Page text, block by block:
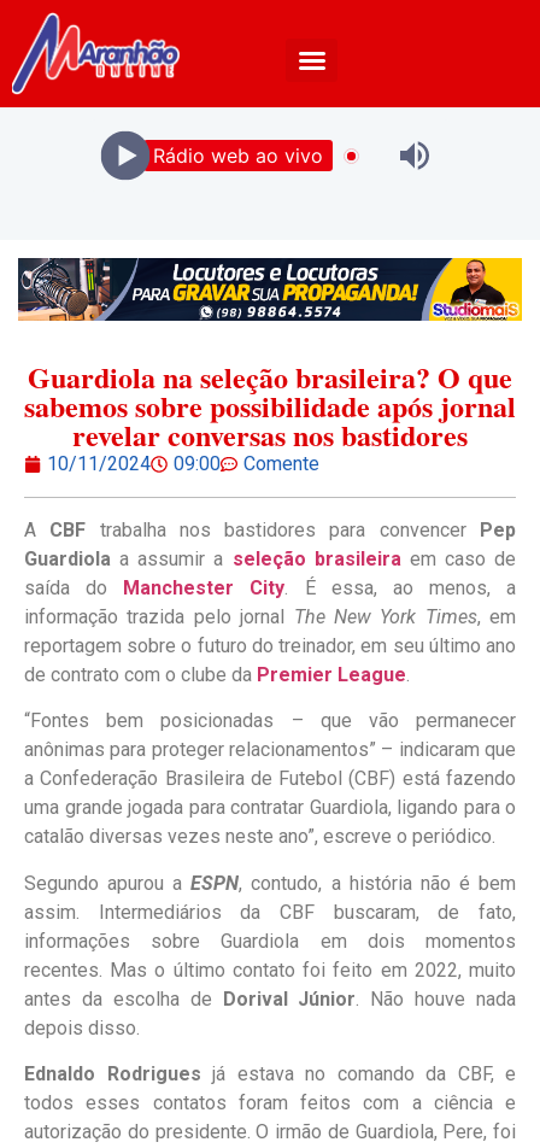
Rádio web ao vivo
Guardiola na seleção brasileira? O que
sabemos sobre possibilidade após jornal
revelar conversas nos bastidores
10/11/2024 09:00 Comente
A CBF trabalha nos bastidores para convencer Pep
Guardiola a assumir a seleção brasileiraem caso de
saída do Manchester City. É essa, ao menos, a
informação trazida pelo jornal The New York Times, em
reportagem sobre o futuro do treinador, em seu último ano
de contrato com o clube da Premier League.
“Fontes bem posicionadas – que vão permanecer
anônimas para proteger relacionamentos” – indicaram que
a Confederação Brasileira de Futebol (CBF) está fazendo
uma grande jogada para contratar Guardiola, ligando para o
catalão diversas vezes neste ano”, escreve o periódico.
Segundo apurou aESPN, contudo, a história não é bem
assim. Intermediários da CBF buscaram, de fato,
informações sobre Guardiola em dois momentos
recentes. Mas o último contato foi feito em 2022, muito
antes da escolha de Dorival Júnior . Não houve nada
depois disso.
Ednaldo Rodrigues já estava no comando da CBF, e
todos esses contatos foram feitos com a ciência e
autorização do presidente. O irmão de Guardiola, Pere, foi